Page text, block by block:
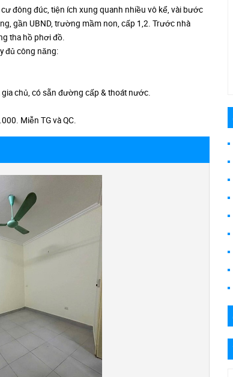
đông đúc, tiện ích xung quanh nhiều vô kể, vài bước
gần UBND, trường mầm non, cấp 1,2. Trước nhà
tha hồ phơi đồ.
đủ công năng:
chủ, có sẵn đường cấp & thoát nước.
Miễn TG và QC.